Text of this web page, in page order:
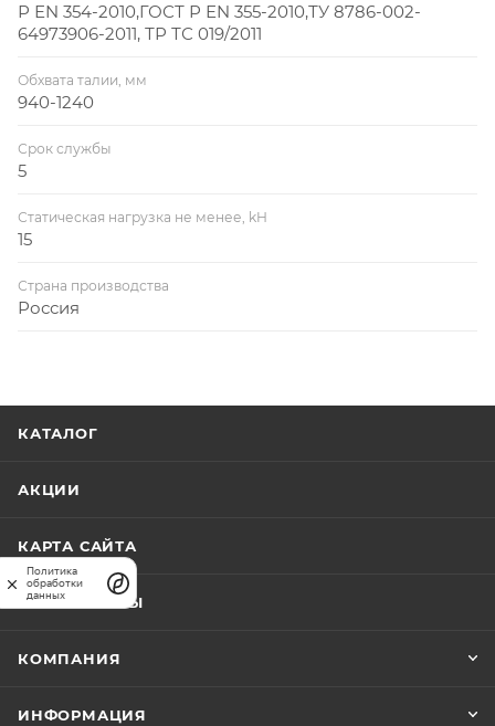
Р ЕN 354-2010,ГОСТ Р ЕN 355-2010,ТУ 8786-002-
64973906-2011, ТР ТС 019/2011
Обхвата талии, мм
940-1240
Срок службы
5
Статическая нагрузка не менее, kH
15
Страна производства
Россия
КАТАЛОГ
АКЦИИ
КАРТА САЙТА
ПРАЙС-ЛИСТЫ
КОМПАНИЯ
ИНФОРМАЦИЯ
Политика
обработки
данных